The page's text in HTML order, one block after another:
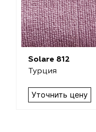
Solare 812
Турция
Уточнить цену